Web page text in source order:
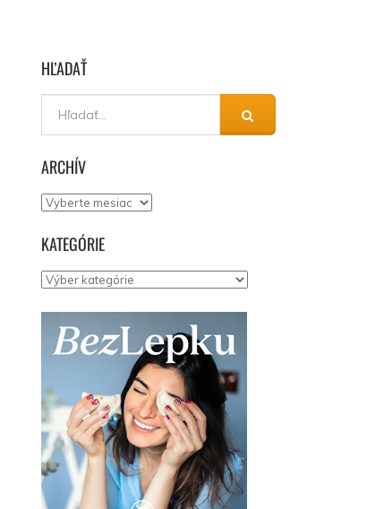
HĽADAŤ
ARCHÍV
Archív
KATEGÓRIE
Kategórie